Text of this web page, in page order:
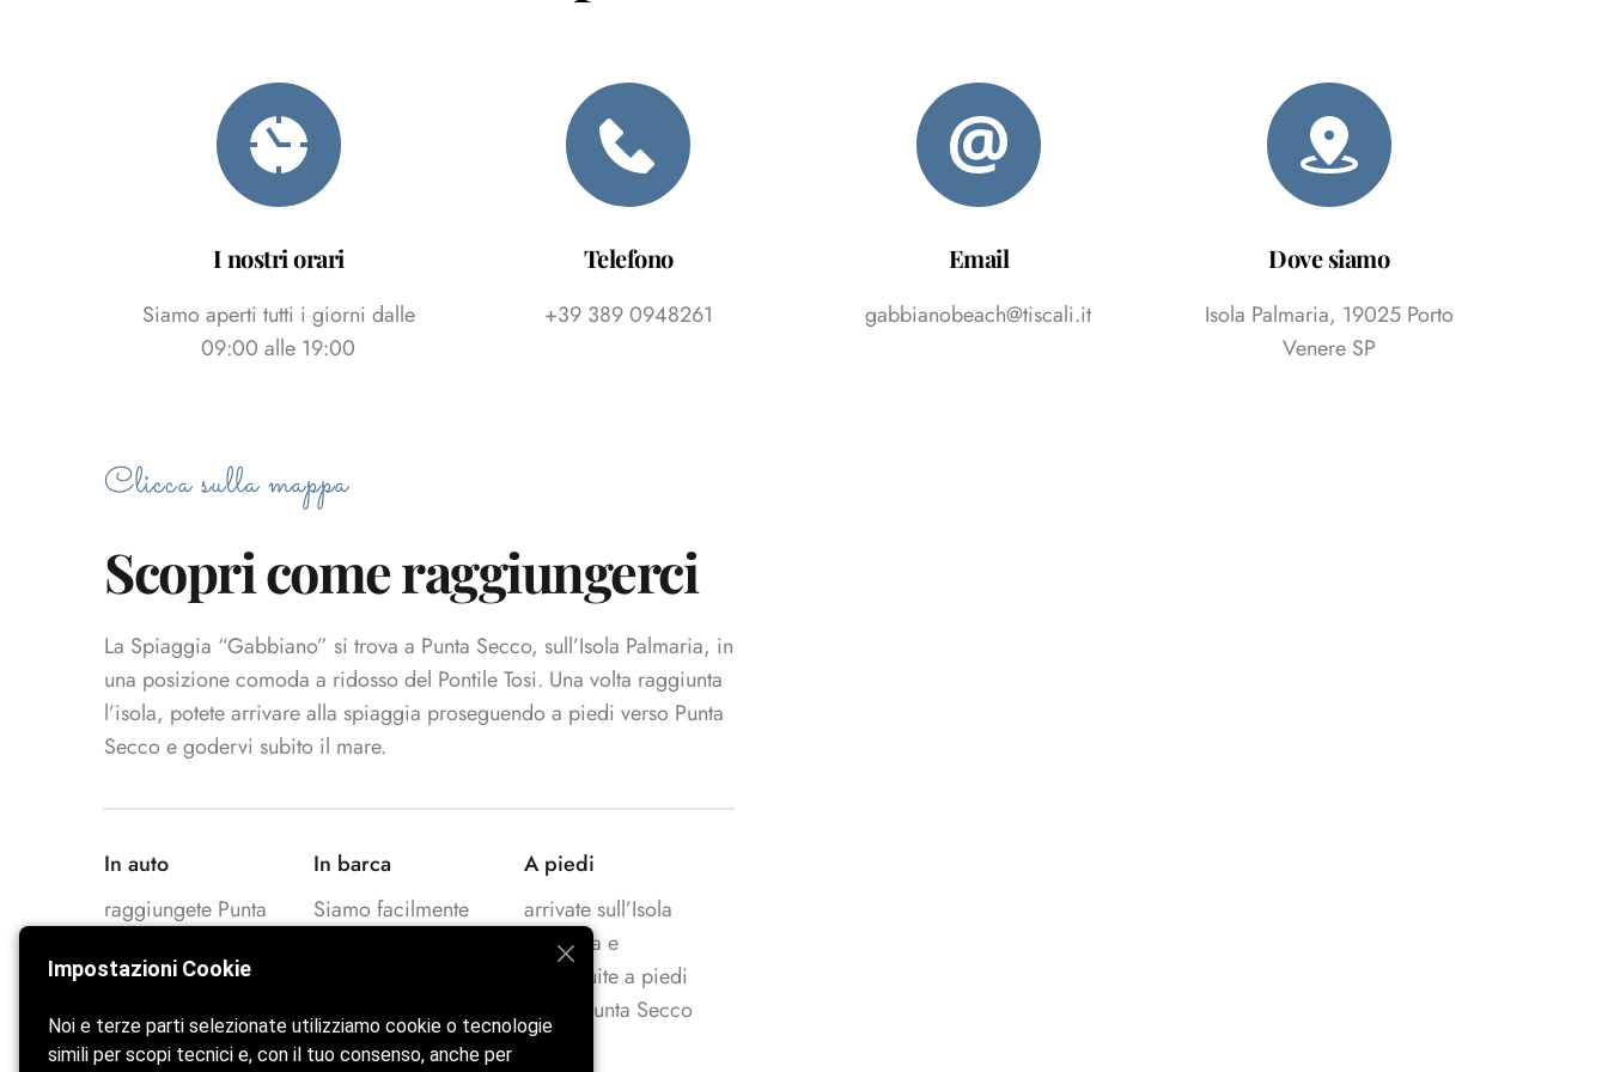
I nostri orari
Siamo aperti tutti i giorni dalle
09:00 alle 19:00
Telefono
+39 389 0948261
Email
gabbianobeach@tiscali.it
Dove siamo
Isola Palmaria, 19025 Porto
Venere SP
Clicca sulla mappa
Scopri come raggiungerci
La Spiaggia “Gabbiano” si trova a Punta Secco, sull’Isola Palmaria, in
una posizione comoda a ridosso del Pontile Tosi. Una volta raggiunta
l’isola, potete arrivare alla spiaggia proseguendo a piedi verso Punta
Secco e godervi subito il mare.
In auto
raggiungete Punta
percorso verso la
spiaggia.
In barca
Siamo facilmente
di linea.
A piedi
arrivate sull’Isola
Palmaria e
proseguite a piedi
fino a Punta Secco
Impostazioni Cookie
Noi e terze parti selezionate utilizziamo cookie o tecnologie
simili per scopi tecnici e, con il tuo consenso, anche per